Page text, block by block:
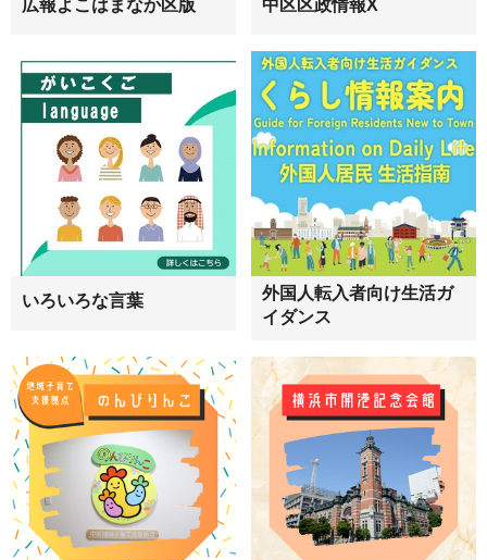
広報よこはまなか区版 中区区政情報X
いろいろな言葉
外国人転入者向け生活ガ
イダンス